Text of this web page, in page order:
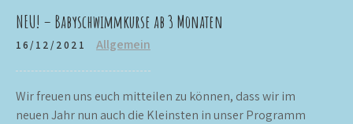
NEU! – Babyschwimmkurse ab 3 Monaten
16/12/2021 Allgemein
Wir freuen uns euch mitteilen zu können, dass wir im
neuen Jahr nun auch die Kleinsten in unser Programm